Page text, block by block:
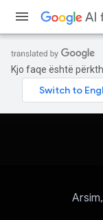
Kjo faqe është